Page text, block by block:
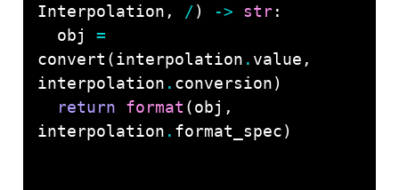
Interpolation, /) -> str
  obj
=
convert(interpolation . value,
interpolation .
return
format (obj,
interpolation .